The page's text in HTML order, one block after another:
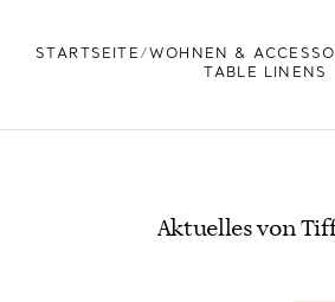
STARTSEITE WOHNEN &
TABLE LINENS
Aktuelles von